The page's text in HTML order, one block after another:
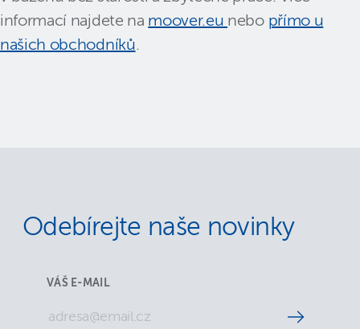
informací najdete na moover.eu nebo přímo u
našich obchodníků.
Odebírejte naše novinky
VÁŠ E-MAIL